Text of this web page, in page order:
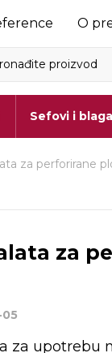
O
Sefovi i
za perforirane
za
05
za upotrebu